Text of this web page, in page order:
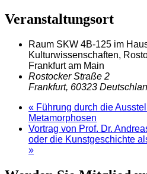
Veranstaltungsort
Raum SKW 4B-125 im
Kulturwissenschaften,
Frankfurt am Main
Rostocker Straße 2
Frankfurt, 60323
« Führung durch die
Metamorphosen
Vortrag von Prof. Dr.
oder die Kunstgeschichte
»